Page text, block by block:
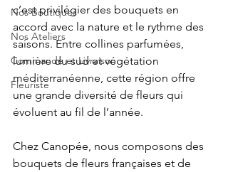
Nos Boutiques
Nos Ateliers
Commande et Livraison
Fleuriste
c’est privilégier des bouquets en
accord avec la nature et le rythme des
saisons. Entre collines parfumées,
lumière du sud et végétation
méditerranéenne, cette région offre
une grande diversité de fleurs qui
évoluent au fil de l’année.
Chez Canopée, nous composons des
bouquets de fleurs françaises et de